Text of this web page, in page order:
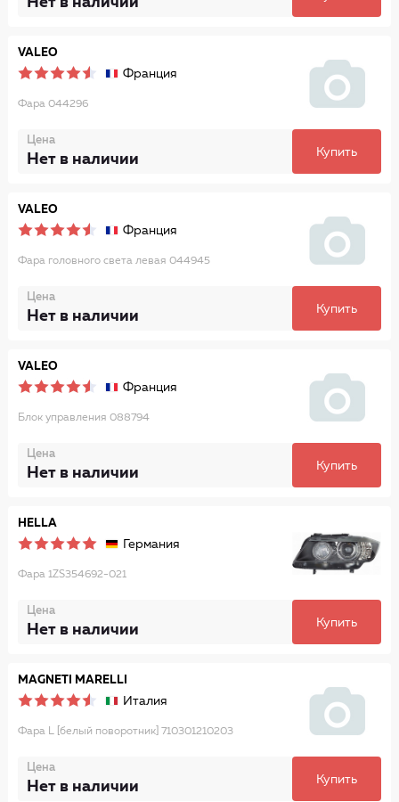
VALEO
Франция
Фара 044296
Цена
Нет в наличии Купить
VALEO
Франция
Фара головного света левая 044945
Цена
Нет в наличии Купить
VALEO
Франция
Блок управления 088794
Цена
Нет в наличии Купить
HELLA
Германия
Фара 1ZS354692-021
Цена
Нет в наличии Купить
MAGNETI MARELLI
Италия
Фара L [белый поворотник] 710301210203
Цена
Нет в наличии Купить